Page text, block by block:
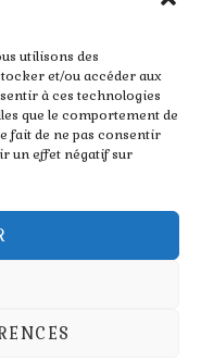
utilisons des
et/ou accéder aux
à ces technologies
que le comportement de
fait de ne pas consentir
un effet négatif sur
–Politique de